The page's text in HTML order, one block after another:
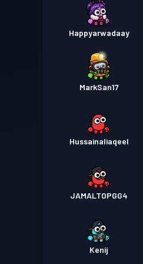
Tiket pertempuran
Happyarwadaay
MarkSan17
Hussainaliaqeel
JAMALTOPGG4
Kenij